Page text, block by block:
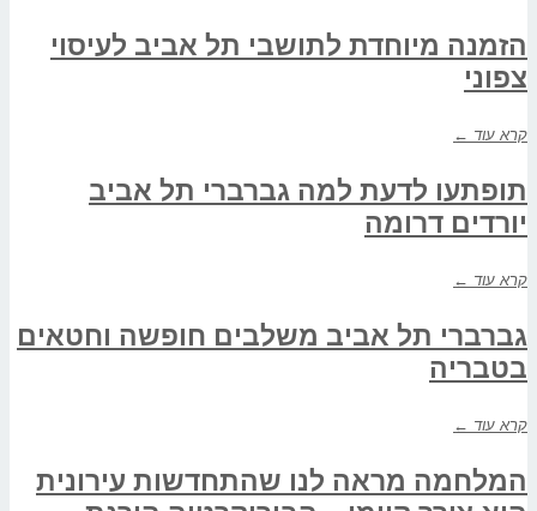
הזמנה מיוחדת לתושבי תל אביב לעיסוי
צפוני
קרא עוד ←
תופתעו לדעת למה גברברי תל אביב
יורדים דרומה
קרא עוד ←
גברברי תל אביב משלבים חופשה וחטאים
בטבריה
קרא עוד ←
המלחמה מראה לנו שהתחדשות עירונית